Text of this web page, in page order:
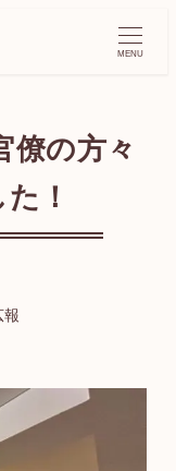
MENU
僚の方々
！
報